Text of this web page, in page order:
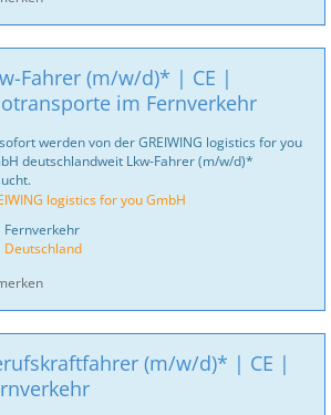
Fahrer (m/w/d)* | CE |
im Fernverkehr
werden von der GREIWING logistics for you
deutschlandweit Lkw-Fahrer (m/w/d)*
logistics for you GmbH
Fernverkehr
Deutschland
(m/w/d)* | CE |